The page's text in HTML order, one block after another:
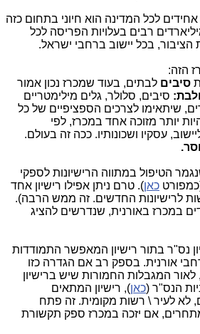
אחידים לכל המדינה הוא חיוני בתחום כזה
רבים בעלויות הפריסה לכל
בכל יישוב ברחבי ישראל.
הזה:
סיבים לבתים, בעוד שמכרז נכון אמור
סיבים, סלולר, גלים מילימטריים
שיתאימו לצרכים הספציפיים של כל
יותר מזוכה אחד במכרז, לפי
עסקיו ושכונותיו. ככה זה בעולם.
הטיפול במתווה הרישיונות לספקי
כאן). טרם ניתן אפילו רישיון אחד
זה (הגשו 17 בקשות לרישיונות החדשים. זה ממש הרבה).
במכרז באורנית, שנדרשים להציג
נס"ר בתור רישיון המאפשר התמודדות
אורנית. בספק רב אם הגדרה כזו
המגבלות החמורות שיש ברישיון
הנס"ר (כאן), רישיון המתאים
לא לעיר \ רשות מקומית. זה פתח
אם יזכה במכרז ספק תקשורת